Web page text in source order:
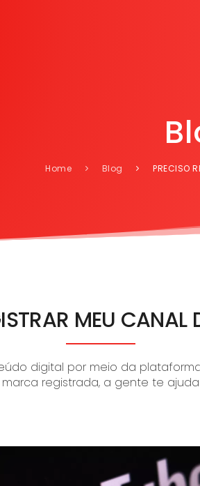
Home Blog PRECISO
MEU CANAL
digital por meio da
registrada, a gente te